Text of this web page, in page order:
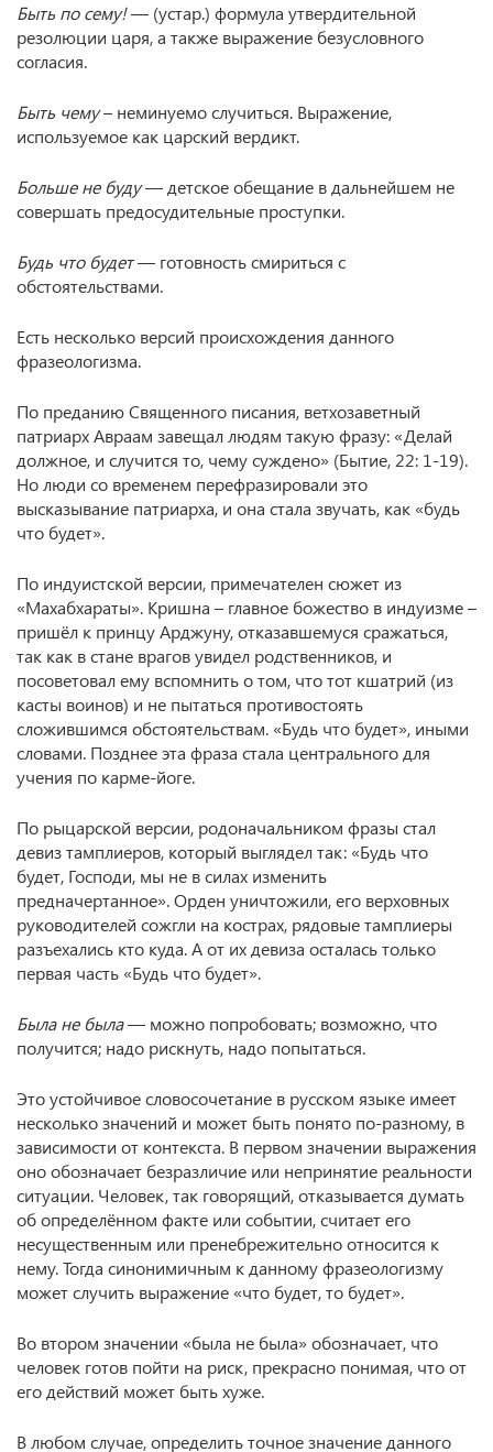
Быть по сему!— (устар.) формула утвердительной
резолюции царя, а также выражение безусловного
согласия.
Быть чему– неминуемо случиться. Выражение,
используемое как царский вердикт.
Больше не буду— детское обещание в дальнейшем не
совершать предосудительные проступки.
Будь что будет— готовность смириться с
обстоятельствами.
Есть несколько версий происхождения данного
фразеологизма.
По преданию Священного писания, ветхозаветный
патриарх Авраам завещал людям такую фразу: «Делай
должное, и случится то, чему суждено» (Бытие, 22: 1-19).
Но люди со временем перефразировали это
высказывание патриарха, и она стала звучать, как «будь
что будет».
По индуистской версии, примечателен сюжет из
«Махабхараты». Кришна – главное божество в индуизме –
пришёл к принцу Арджуну, отказавшемуся сражаться,
так как в стане врагов увидел родственников, и
посоветовал ему вспомнить о том, что тот кшатрий (из
касты воинов) и не пытаться противостоять
сложившимся обстоятельствам. «Будь что будет», иными
словами. Позднее эта фраза стала центрального для
учения по карме-йоге.
По рыцарской версии, родоначальником фразы стал
девиз тамплиеров, который выглядел так: «Будь что
будет, Господи, мы не в силах изменить
предначертанное». Орден уничтожили, его верховных
руководителей сожгли на кострах, рядовые тамплиеры
разъехались кто куда. А от их девиза осталась только
первая часть «Будь что будет».
Была не была— можно попробовать; возможно, что
получится; надо рискнуть, надо попытаться.
Это устойчивое словосочетание в русском языке имеет
несколько значений и может быть понято по-разному, в
зависимости от контекста. В первом значении выражения
оно обозначает безразличие или непринятие реальности
ситуации. Человек, так говорящий, отказывается думать
об определённом факте или событии, считает его
несущественным или пренебрежительно относится к
нему. Тогда синонимичным к данному фразеологизму
может случить выражение «что будет, то будет».
Во втором значении «была не была» обозначает, что
человек готов пойти на риск, прекрасно понимая, что от
его действий может быть хуже.
В любом случае, определить точное значение данного